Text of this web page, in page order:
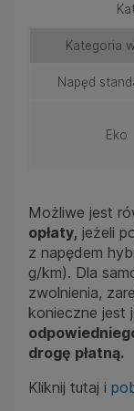
Kategoria
Napęd
Eko
Możliwe jest
opłaty, jeżeli
z napędem
g/km). Dla
zwolnienia,
konieczne jest
drogę płatną.
Kliknij tutaj i